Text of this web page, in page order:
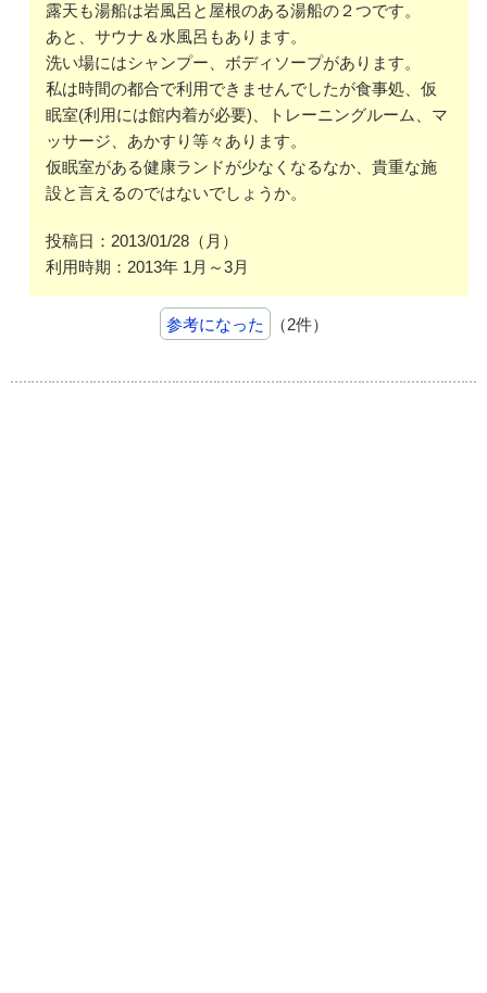
露天も湯船は岩風呂と屋根のある湯船の２つです。
あと、サウナ＆水風呂もあります。
洗い場にはシャンプー、ボディソープがあります。
私は時間の都合で利用できませんでしたが食事処、仮
眠室(利用には館内着が必要)、トレーニングルーム、マ
ッサージ、あかすり等々あります。
仮眠室がある健康ランドが少なくなるなか、貴重な施
設と言えるのではないでしょうか。
投稿日：2013/01/28（月）
利用時期：2013年 1月～3月
参考になった （2件）